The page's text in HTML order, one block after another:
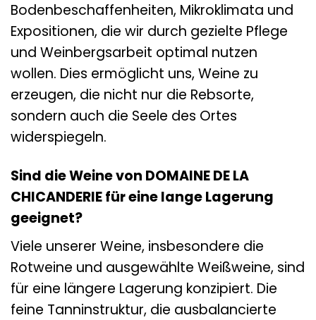
Bodenbeschaffenheiten, Mikroklimata und
Expositionen, die wir durch gezielte Pflege
und Weinbergsarbeit optimal nutzen
wollen. Dies ermöglicht uns, Weine zu
erzeugen, die nicht nur die Rebsorte,
sondern auch die Seele des Ortes
widerspiegeln.
Sind die Weine von DOMAINE DE LA
CHICANDERIE für eine lange Lagerung
geeignet?
Viele unserer Weine, insbesondere die
Rotweine und ausgewählte Weißweine, sind
für eine längere Lagerung konzipiert. Die
feine Tanninstruktur, die ausbalancierte